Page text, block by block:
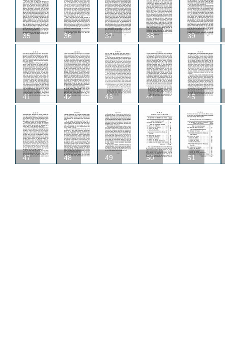
35 36 37 38 39
41 42 43 44 45
47 48 49 50 51